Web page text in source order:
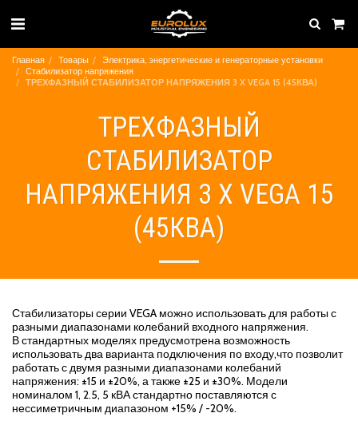
Главная Товары
Электрика, энергетические и генераторные установки
Стабилизатор напряжения
ТРЕХФАЗНЫЙ СТАБИЛИЗАТОР НАПРЯЖЕНИЯ 3 X VEGA 15 (45КВА)
ТРЕХФАЗНЫЙ
СТАБИЛИЗАТОР
НАПРЯЖЕНИЯ 3 X VEGA 15
(45КВА)
Стабилизаторы серии VEGA можно использовать для работы с
разными диапазонами колебаний входного напряжения.
В стандартных моделях предусмотрена возможность
использовать два варианта подключения по входу,что позволит
работать с двумя разными диапазонами колебаний
напряжения: ±15 и ±20%, а также ±25 и ±30%. Модели
номиналом 1, 2.5, 5 кВА стандартно поставляются с
нессиметричным диапазоном +15% / -20%.